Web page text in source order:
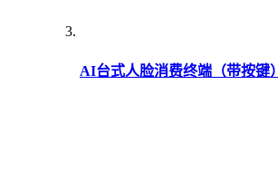
AI台式人脸消费终端（带按键）